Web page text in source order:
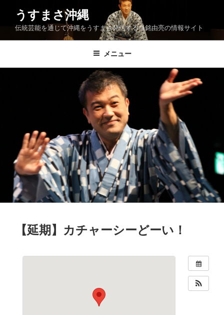
ン
うすまさ沖縄
伝統芸能を通じて沖縄をうすまさ発信する当銘由亮の情報サイト
メニュー
【延期】カチャーシーどーい！